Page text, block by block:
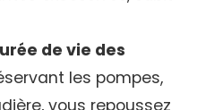
de vie des
les pompes,